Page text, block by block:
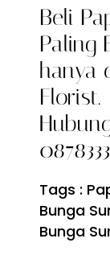
Beli
Paling
hanya
Florist.
Tags :
Bunga
Bunga